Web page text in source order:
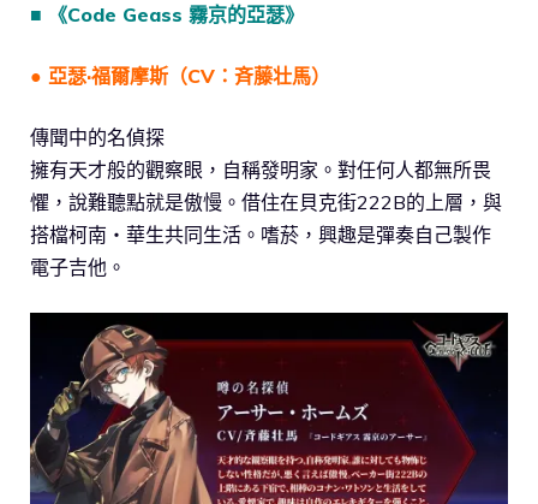
■ 《Code Geass 霧京的亞瑟》
● 亞瑟·福爾摩斯（CV：斉藤壮馬）
傳聞中的名偵探
擁有天才般的觀察眼，自稱發明家。對任何人都無所畏
懼，說難聽點就是傲慢。借住在貝克街222B的上層，與
搭檔柯南・華生共同生活。嗜菸，興趣是彈奏自己製作
電子吉他。